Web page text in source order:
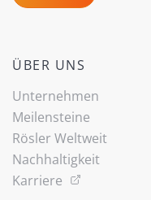
ÜBER UNS
Unternehmen
Meilensteine
Rösler Weltweit
Nachhaltigkeit
Karriere